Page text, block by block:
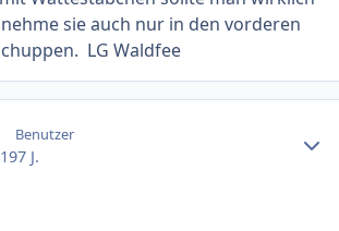
sie auch nur in den vorderen
LG Waldfee
Benutzer
7 J.